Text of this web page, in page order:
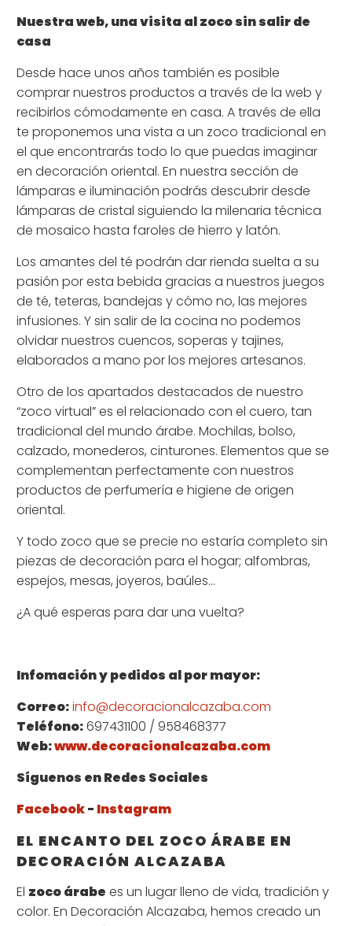
Nuestra web, una visita al zoco sin salir de
casa
Desde hace unos años también es posible
comprar nuestros productos a través de la web y
recibirlos cómodamente en casa. A través de ella
te proponemos una vista a un zoco tradicional en
el que encontrarás todo lo que puedas imaginar
en decoración oriental. En nuestra sección de
lámparas e iluminación podrás descubrir desde
lámparas de cristal siguiendo la milenaria técnica
de mosaico hasta faroles de hierro y latón.
Los amantes del té podrán dar rienda suelta a su
pasión por esta bebida gracias a nuestros juegos
de té, teteras, bandejas y cómo no, las mejores
infusiones. Y sin salir de la cocina no podemos
olvidar nuestros cuencos, soperas y tajines,
elaborados a mano por los mejores artesanos.
Otro de los apartados destacados de nuestro
“zoco virtual” es el relacionado con el cuero, tan
tradicional del mundo árabe. Mochilas, bolso,
calzado, monederos, cinturones. Elementos que se
complementan perfectamente con nuestros
productos de perfumería e higiene de origen
oriental.
Y todo zoco que se precie no estaría completo sin
piezas de decoración para el hogar; alfombras,
espejos, mesas, joyeros, baúles…
¿A qué esperas para dar una vuelta?
Infomación y pedidos al por mayor:
Correo:info@decoracionalcazaba.com
Teléfono:697431100 / 958468377
Web:www.decoracionalcazaba.com
Síguenos en Redes Sociales
Facebook- Instagram
EL ENCANTO DEL ZOCO ÁRABE EN
DECORACIÓN ALCAZABA
El zoco árabe es un lugar lleno de vida, tradición y
color. En Decoración Alcazaba, hemos creado un